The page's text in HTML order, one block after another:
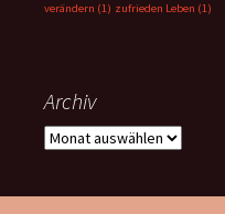
verändern (1) zufrieden Leben (1)
Archiv
Archiv